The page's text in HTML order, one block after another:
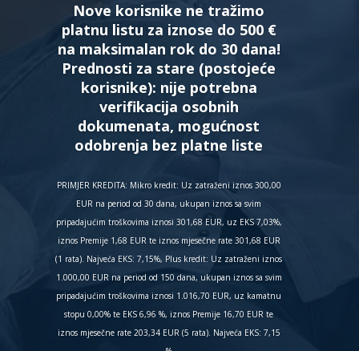
Nove korisnike ne tražimo
platnu listu za iznose do 500 €
na maksimalan rok do 30 dana!
Prednosti za stare (postojeće
korisnike): nije potrebna
verifikacija osobnih
dokumenata, mogućnost
odobrenja bez platne liste
PRIMJER KREDITA: Mikro kredit: Uz zatraženi iznos 300,00
EUR na period od 30 dana, ukupan iznos sa svim
pripadajućim troškovima iznosi 301,68 EUR, uz EKS 7,03%,
iznos Premije 1,68 EUR te iznos mjesečne rate 301,68 EUR
(1 rata). Najveća EKS: 7,15%, Plus kredit: Uz zatraženi iznos
1.000,00 EUR na period od 150 dana, ukupan iznos sa svim
pripadajućim troškovima iznosi 1.016,70 EUR, uz kamatnu
stopu 0,00% te EKS 6,96 %, iznos Premije 16,70 EUR te
iznos mjesečne rate 203,34 EUR (5 rata). Najveća EKS: 7,15